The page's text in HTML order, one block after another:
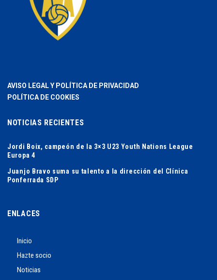
AVISO LEGAL Y POLÍTICA DE PRIVACIDAD
POLÍTICA DE COOKIES
NOTICIAS RECIENTES
Jordi Boix, campeón de la 3×3 U23 Youth Nations League
Europa 4
Juanjo Bravo suma su talento a la dirección del Clínica
Ponferrada SDP
ENLACES
Inicio
Hazte socio
Noticias